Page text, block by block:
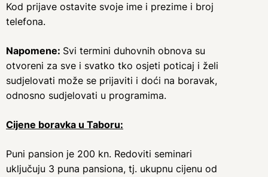
Kod prijave ostavite svoje ime i prezime i broj
telefona.
Napomene: Svi termini duhovnih obnova su
otvoreni za sve i svatko tko osjeti poticaj i želi
sudjelovati može se prijaviti i doći na boravak,
odnosno sudjelovati u programima.
Cijene boravka u Taboru:
Puni pansion je 200 kn. Redoviti seminari
uključuju 3 puna pansiona, tj. ukupnu cijenu od